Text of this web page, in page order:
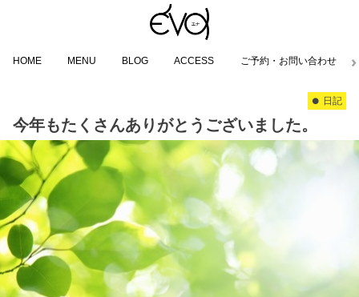
HOME MENU BLOG ACCESS ご予約・お問い合わせ
日記
今年もたくさんありがとうございました。